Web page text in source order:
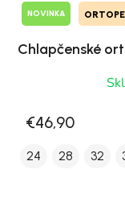
NOVINKA
Chlapčenské
€46,90
24 28 32